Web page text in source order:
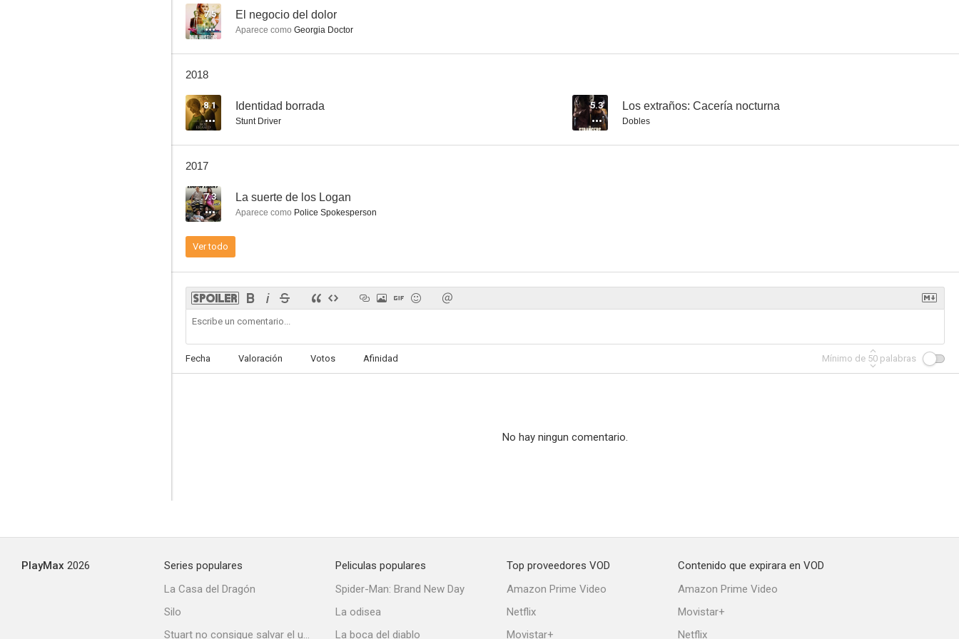
7.5 El negocio del dolor
Aparece como Georgia Doctor
2018
8.1 Identidad borrada
Stunt Driver
5.3 Los extraños: Cacería nocturna
Dobles
2017
7.3 La suerte de los Logan
Aparece como Police Spokesperson
Ver todo
Fecha Valoración Votos Afinidad Mínimo de 50 palabras
No hay ningun comentario.
PlayMax 2026
Series populares
La Casa del Dragón
Silo
Stuart no consigue salvar el universo
Peliculas populares
Spider-Man: Brand New Day
La odisea
La boca del diablo
Top proveedores VOD
Amazon Prime Video
Netflix
Movistar+
Contenido que expirara en VOD
Amazon Prime Video
Movistar+
Netflix